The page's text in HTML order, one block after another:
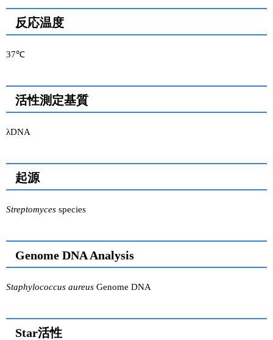
反応温度
37℃
活性測定基質
λDNA
起源
Streptomyces species
Genome DNA Analysis
Staphylococcus aureus Genome DNA
Star活性